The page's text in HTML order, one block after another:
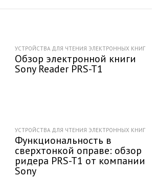
УСТРОЙСТВА ДЛЯ ЧТЕНИЯ ЭЛЕКТРОННЫХ КНИГ
Обзор электронной книги
Sony Reader PRS-T1
УСТРОЙСТВА ДЛЯ ЧТЕНИЯ ЭЛЕКТРОННЫХ КНИГ
Функциональность в
сверхтонкой оправе: обзор
ридера PRS-T1 от компании
Sony